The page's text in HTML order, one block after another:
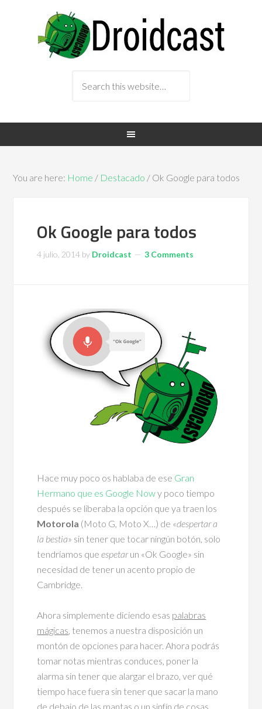
You are here: Home / Destacado / Ok Google para todos
Ok Google para todos
4 julio, 2014 by Droidcast 3 Comments
Hace muy poco os hablaba de ese Gran
Hermano que es Google Nowy poco tiempo
después se liberaba la opción que ya traen los
Motorola (Moto G, Moto X…) de «despertar a
la bestia» sin tener que tocar ningún botón, solo
tendríamos queespetarun «Ok Google» sin
necesidad de tener un acento propio de
Cambridge.
Ahora simplemente diciendo esas palabras
mágicas , tenemos a nuestra disposición un
montón de opciones para hacer. Ahora podrás
tomar notas mientras conduces, poner la
alarma sin tener que alargar el brazo, ver qué
tiempo hace fuera sin tener que sacar la mano
de debajo de las mantas o un sinfín de cosas